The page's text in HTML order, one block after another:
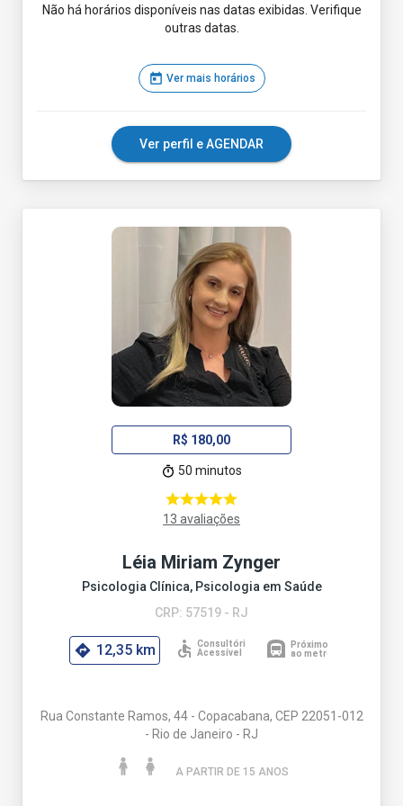
Não há horários disponíveis nas datas exibidas. Verifique
outras datas.
today Ver mais horários
Ver perfil e AGENDAR
R$ 180,00
50 minutos
13 avaliações
Léia Miriam Zynger
Psicologia Clínica, Psicologia em Saúde
CRP: 57519 - RJ
12,35 km
Rua Constante Ramos, 44 - Copacabana, CEP 22051-012
- Rio de Janeiro - RJ
A PARTIR DE 15 ANOS